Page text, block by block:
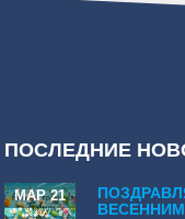
ПОСЛЕДНИЕ
ВЕСЕННИМ
МАР 21